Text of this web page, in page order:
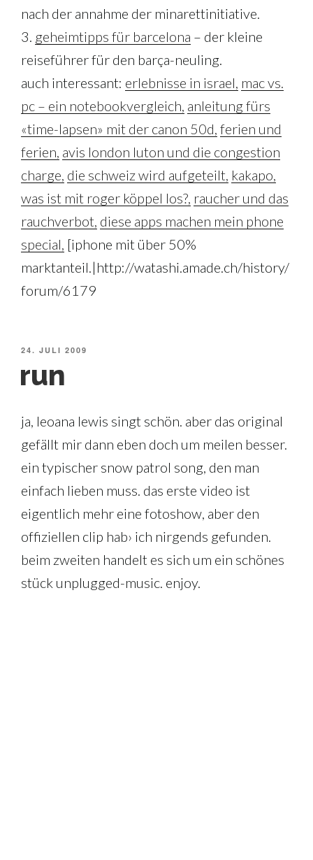
nach der annahme der minarettinitiative.
3. geheimtipps für barcelona – der kleine
reiseführer für den barça-neuling.
auch interessant: erlebnisse in israel, mac vs.
pc – ein notebookvergleich, anleitung fürs
«time-lapsen» mit der canon 50d, ferien und
ferien, avis london luton und die congestion
charge, die schweiz wird aufgeteilt, kakapo,
was ist mit roger köppel los?, raucher und das
rauchverbot, diese apps machen mein phone
special, [iphone mit über 50%
marktanteil.|http://watashi.amade.ch/history/
forum/6179
VERÖFFENTLICHT
24. JULI 2009
run
ja, leoana lewis singt schön. aber das original
gefällt mir dann eben doch um meilen besser.
ein typischer snow patrol song, den man
einfach lieben muss. das erste video ist
eigentlich mehr eine fotoshow, aber den
offiziellen clip hab› ich nirgends gefunden.
beim zweiten handelt es sich um ein schönes
stück unplugged-music. enjoy.